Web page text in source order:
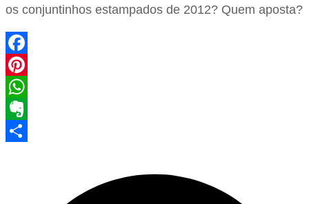
os conjuntinhos estampados de 2012? Quem aposta?
Facebook
Pinterest
WhatsApp
Evernote